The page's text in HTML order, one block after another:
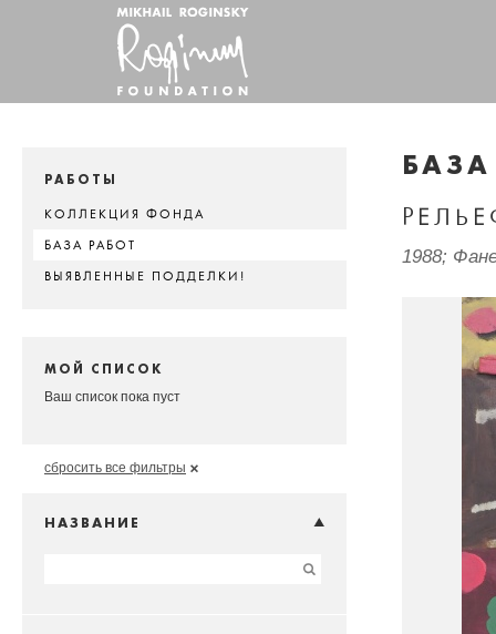
РАБОТЫ
КОЛЛЕКЦИЯ ФОНДА
БАЗА РАБОТ
ВЫЯВЛЕННЫЕ ПОДДЕЛКИ!
МОЙ СПИСОК
Ваш список пока пуст
сбросить все фильтры
НАЗВАНИЕ
1988;